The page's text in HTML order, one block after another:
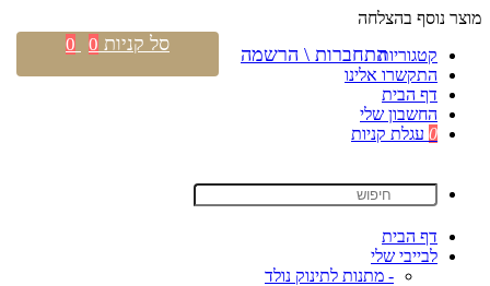
מוצר נוסף בהצלחה
קטגוריות
התקשרו אלינו
דף הבית
החשבון שלי
0 עגלת קניות
דף הבית
לבייבי שלי
- מתנות לתינוק נולד
התחברות \ הרשמה סל קניות 0
0